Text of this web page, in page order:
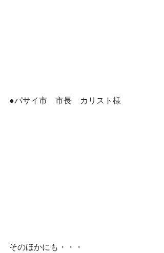
●パサイ市　市長　カリスト様
そのほかにも・・・